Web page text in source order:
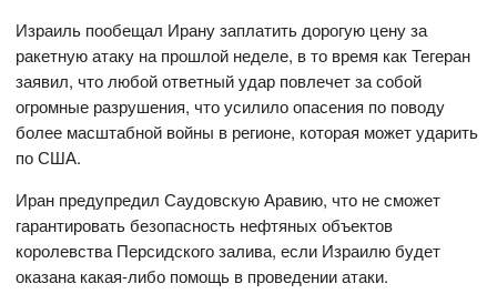
Израиль пообещал Ирану заплатить дорогую цену за
ракетную атаку на прошлой неделе, в то время как Тегеран
заявил, что любой ответный удар повлечет за собой
огромные разрушения, что усилило опасения по поводу
более масштабной войны в регионе, которая может ударить
по США.
Иран предупредил Саудовскую Аравию, что не сможет
гарантировать безопасность нефтяных объектов
королевства Персидского залива, если Израилю будет
оказана какая-либо помощь в проведении атаки.